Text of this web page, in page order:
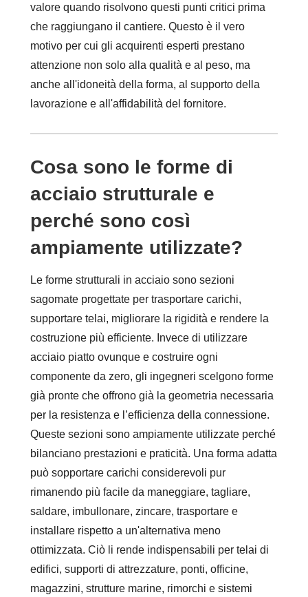
valore quando risolvono questi punti critici prima
che raggiungano il cantiere. Questo è il vero
motivo per cui gli acquirenti esperti prestano
attenzione non solo alla qualità e al peso, ma
anche all'idoneità della forma, al supporto della
lavorazione e all'affidabilità del fornitore.
Cosa sono le forme di
acciaio strutturale e
perché sono così
ampiamente utilizzate?
Le forme strutturali in acciaio sono sezioni
sagomate progettate per trasportare carichi,
supportare telai, migliorare la rigidità e rendere la
costruzione più efficiente. Invece di utilizzare
acciaio piatto ovunque e costruire ogni
componente da zero, gli ingegneri scelgono forme
già pronte che offrono già la geometria necessaria
per la resistenza e l’efficienza della connessione.
Queste sezioni sono ampiamente utilizzate perché
bilanciano prestazioni e praticità. Una forma adatta
può sopportare carichi considerevoli pur
rimanendo più facile da maneggiare, tagliare,
saldare, imbullonare, zincare, trasportare e
installare rispetto a un'alternativa meno
ottimizzata. Ciò li rende indispensabili per telai di
edifici, supporti di attrezzature, ponti, officine,
magazzini, strutture marine, rimorchi e sistemi